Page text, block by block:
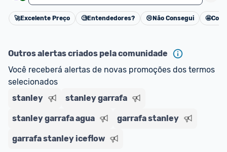
Cancelar
🚀Excelente Preço 🧐Entendedores? 😢 Não Consegui 🤩
Outros alertas criados pela comunidade
Você receberá alertas de novas promoções dos termos
selecionados
stanley
stanley garrafa
stanley garrafa agua garrafa stanley
garrafa stanley iceflow